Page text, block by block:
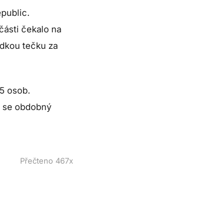
čekalo na
tečku za
osob.
obdobný
Přečteno 467x